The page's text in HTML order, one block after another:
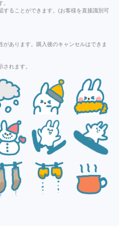
することができます。(お客様を直接識別可
あります。購入後のキャンセルはできま
れます。